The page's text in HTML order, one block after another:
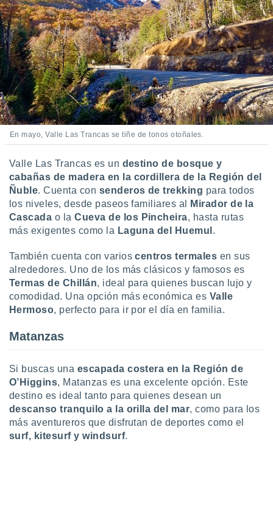
únicos
similares
como
este sitio
IP
de
traten tus
en
interés
a lo que
Para
su
datos
momento
en
en
de
En mayo, Valle Las Trancas se tiñe de tonos otoñales.
Valle Las Trancas es un destino de bosque y
cabañas de madera en la cordillera de la Región del
Ñuble. Cuenta con senderos de trekking para todos
los niveles, desde paseos familiares al
Mirador de la
Cascada o laCueva de los Pincheira, hasta rutas
más exigentes como la Laguna del Huemul .
También cuenta con varioscentros termales en sus
alrededores. Uno de los más clásicos y famosos es
Termas de Chillán, ideal para quienes buscan lujo y
comodidad. Una opción más económica es Valle
Hermoso, perfecto para ir por el día en familia.
Matanzas
Si buscas una escapada costera en la Región de
O’Higgins, Matanzas es una excelente opción. Este
destino es ideal tanto para quienes desean un
descanso tranquilo a la orilla del mar, como para los
más aventureros que disfrutan de deportes como el
surf, kitesurf y windsurf.